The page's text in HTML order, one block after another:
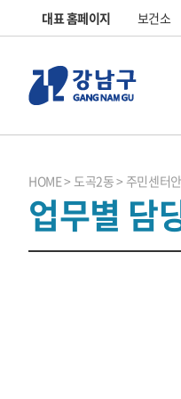
대표 홈페이지 보건소
HOME 도곡2동 주민센터
업무별 담